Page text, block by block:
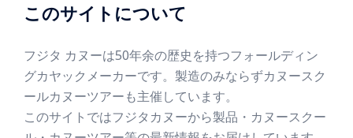
このサイトについて
フジタ カヌーは50年余の歴史を持つフォールディン
グカヤックメーカーです。製造のみならずカヌースク
ールカヌーツアーも主催しています。
このサイトではフジタカヌーから製品・カヌースクー